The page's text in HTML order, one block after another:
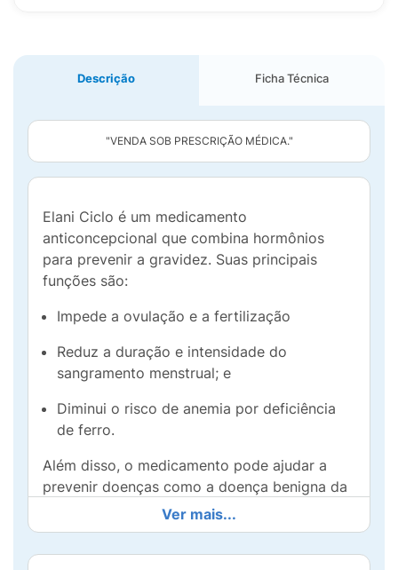
Descrição Ficha Técnica
"VENDA SOB PRESCRIÇÃO MÉDICA."
Elani Ciclo é um medicamento
anticoncepcional que combina hormônios
para prevenir a gravidez. Suas principais
funções são:
Impede a ovulação e a fertilização
Reduz a duração e intensidade do
sangramento menstrual; e
Diminui o risco de anemia por deficiência
de ferro.
Além disso, o medicamento pode ajudar a
prevenir doenças como a doença benigna da
mama, cistos ovarianos, infecções pélvicas e
câncer do endométrio e dos ovários. A seguir
separamos as principais informações e
Ver mais...